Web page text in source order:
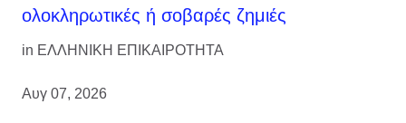
ολοκληρωτικές ή σοβαρές ζημιές
in ΕΛΛΗΝΙΚΗ ΕΠΙΚΑΙΡΟΤΗΤΑ
Αυγ 07, 2026